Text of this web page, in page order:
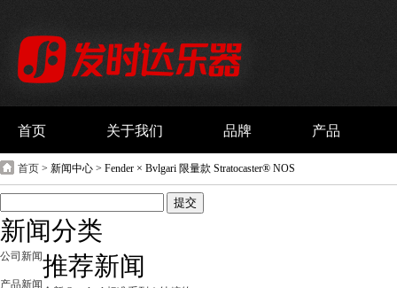
首页 关于我们 品牌 产品
首页 > 新闻中心 > Fender × Bvlgari 限量款 Stratocaster® NOS
新闻分类
公司新闻
产品新闻
推荐新闻